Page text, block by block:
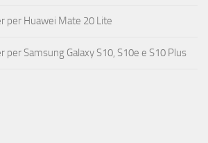
per Huawei Mate 20 Lite
per Samsung Galaxy S10, S10e e S10 Plus